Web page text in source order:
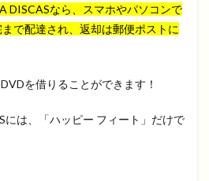
DISCASなら、スマホやパソコンで
で配達され、返却は郵便ポストに
を借りることができます！
には、「ハッピー フィート」だけで